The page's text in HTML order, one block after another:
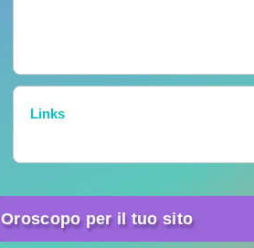
Links
Oroscopo per il tuo sito